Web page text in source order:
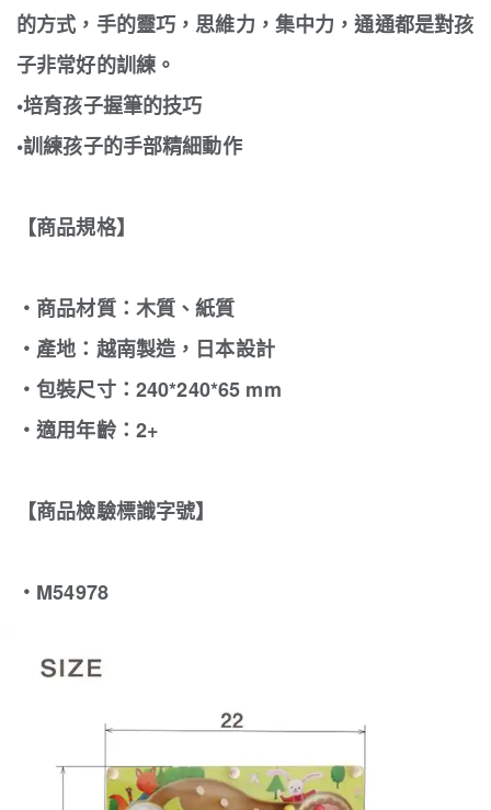
的方式，手的靈巧，思維力，集中力，通通都是對孩
子非常好的訓練。
•培育孩子握筆的技巧
•訓練孩子的手部精細動作
【商品規格】
‧商品材質：木質、紙質
‧產地：越南製造，日本設計
‧包裝尺寸：240*240*65 mm
‧適用年齡：2+
【商品檢驗標識字號】
・M54978